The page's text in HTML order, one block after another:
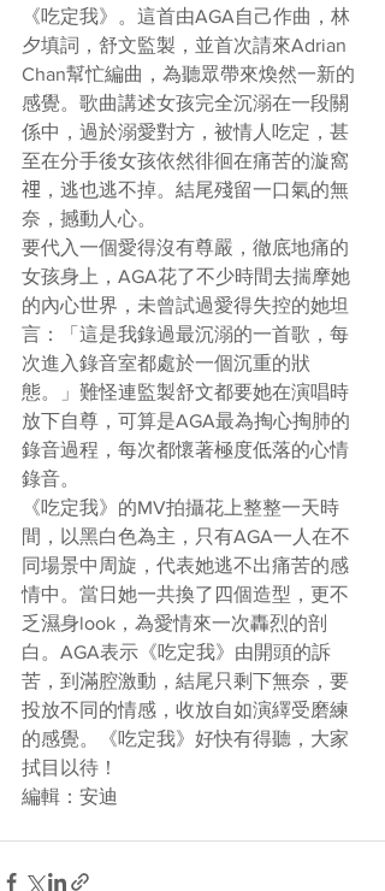
《吃定我》。這首由AGA自己作曲，林
夕填詞，舒文監製，並首次請來Adrian
Chan幫忙編曲，為聽眾帶來煥然一新的
感覺。歌曲講述女孩完全沉溺在一段關
係中，過於溺愛對方，被情人吃定，甚
至在分手後女孩依然徘徊在痛苦的漩窩
𥚃，逃也逃不掉。結尾殘留一口氣的無
奈，撼動人心。
要代入一個愛得沒有尊嚴，徹底地痛的
女孩身上，AGA花了不少時間去揣摩她
的內心世界，未曾試過愛得失控的她坦
言：「這是我錄過最沉溺的一首歌，每
次進入錄音室都處於一個沉重的狀
態。」難怪連監製舒文都要她在演唱時
放下自尊，可算是AGA最為掏心掏肺的
錄音過程，每次都懷著極度低落的心情
錄音。
《吃定我》的MV拍攝花上整整一天時
間，以黑白色為主，只有AGA一人在不
同場景中周旋，代表她逃不出痛苦的感
情中。當日她一共換了四個造型，更不
乏濕身look，為愛情來一次轟烈的剖
白。AGA表示《吃定我》由開頭的訴
苦，到滿腔激動，結尾只剩下無奈，要
投放不同的情感，收放自如演繹受磨練
的感覺。《吃定我》好快有得聽，大家
拭目以待！
編輯：安迪